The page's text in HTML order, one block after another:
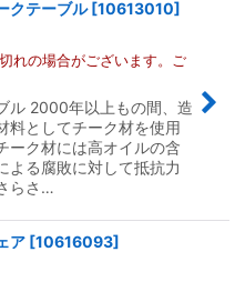
クテーブル [10613010]
れの場合がございます。ご
ル 2000年以上もの間、造
料としてチーク材を使用
ーク材には高オイルの含
よる腐敗に対して抵抗力
らさ…
ア [10616093]